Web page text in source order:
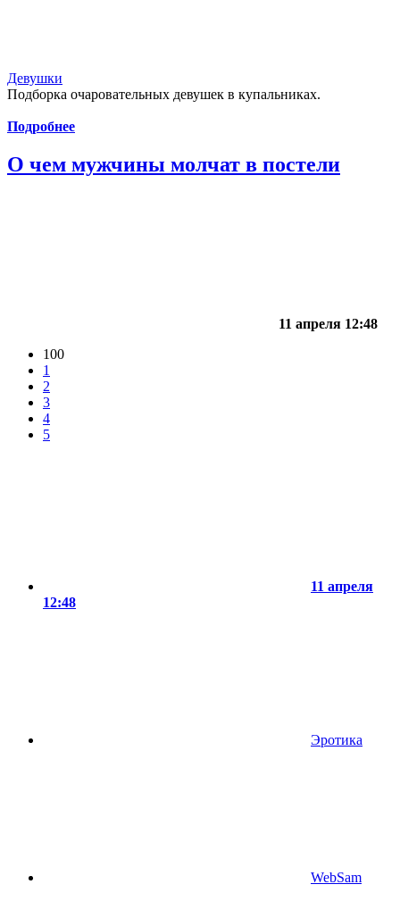
Девушки
Подборка очаровательных девушек в купальниках.
Подробнее
О чем мужчины молчат в постели
11 апреля 12:48
100
1
2
3
4
5
11 апреля
12:48
Эротика
WebSam